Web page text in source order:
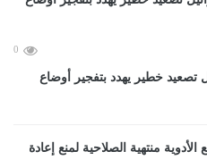
0
خطير يهدد بتفجير أوضاع